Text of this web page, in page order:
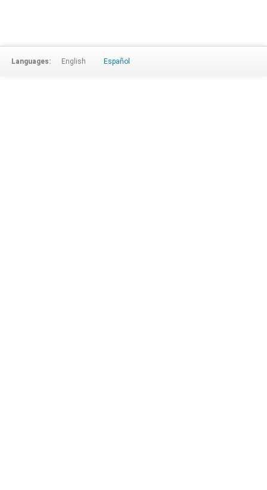
Languages: English Español